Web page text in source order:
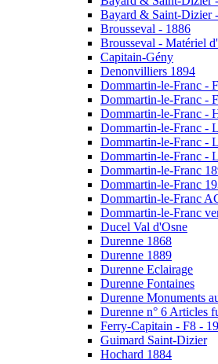
Bayard & Saint-Dizier
Brousseval - 1886
Brousseval - Matériel
Capitain-Gény
Denonvilliers 1894
Dommartin-le-Franc -
Dommartin-le-Franc -
Dommartin-le-Franc -
Dommartin-le-Franc -
Dommartin-le-Franc -
Dommartin-le-Franc -
Dommartin-le-Franc
Dommartin-le-Franc
Dommartin-le-Franc
Dommartin-le-Franc
Ducel Val d'Osne
Durenne 1868
Durenne 1889
Durenne Eclairage
Durenne Fontaines
Durenne Monuments
Durenne n° 6 Articles
Ferry-Capitain - F8 -
Guimard Saint-Dizier
Hochard 1884